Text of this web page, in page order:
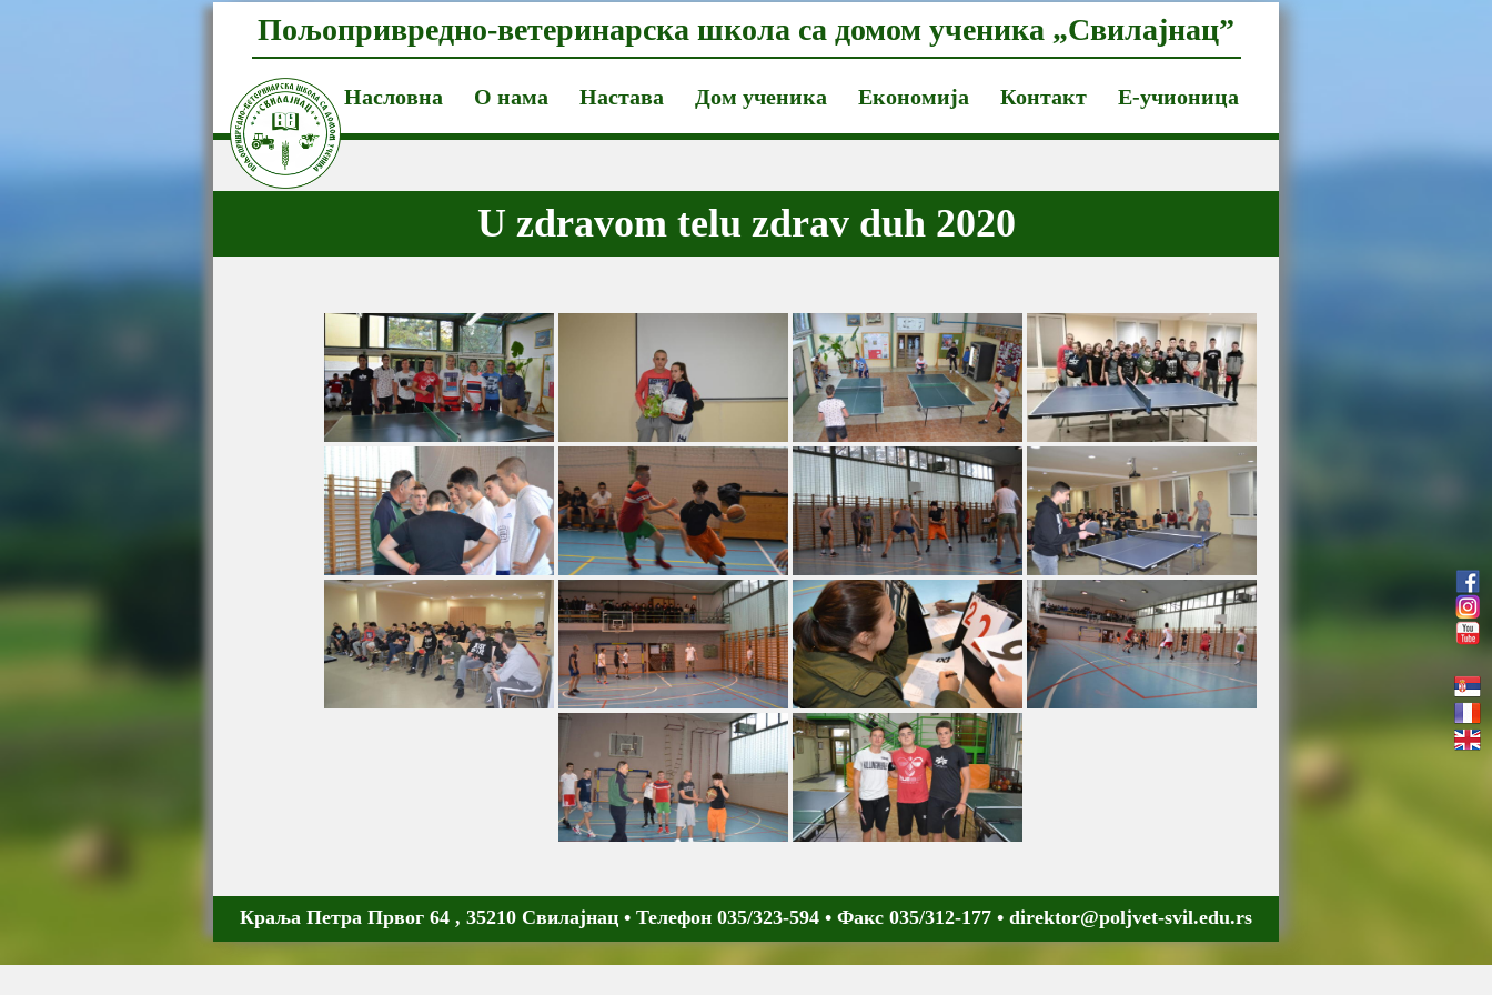
Пољопривредно-ветеринарска школа са домом ученика „Свилајнац”
Насловна О нама Настава Дом ученика Економија Контакт Е-учионица
U zdravom telu zdrav duh 2020
Краља Петра Првог 64 , 35210 Свилајнац • Телефон 035/323-594 • Факс 035/312-177 • direktor@poljvet-svil.edu.rs